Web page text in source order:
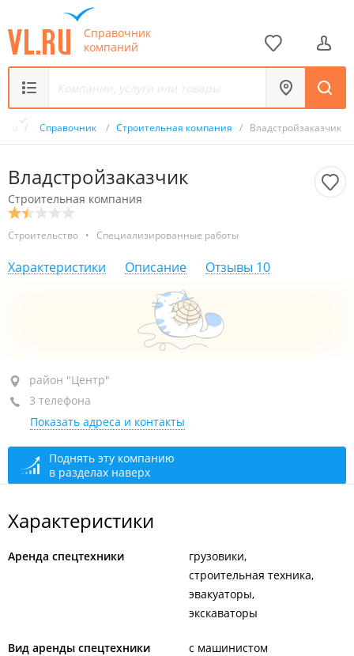
Справочник
компаний
/ Справочник / Строительная компания / Владстройзаказчик
Владстройзаказчик
Строительная компания
Строительство • Специализированные работы
Характеристики Описание Отзывы 10
район "Центр", ул. Металлистов, 5А
+7 (423) 226-20-11
+7 (423) 254-23-24отдел продаж
+7 (423) 226-20-22приёмная
сегодня закрыто
район "Центр"
3 телефона
Показать адреса и контакты
Поднять эту компанию
в разделах наверх
Характеристики
Аренда спецтехники
грузовики
строительная техника
эвакуаторы
экскаваторы
Вид аренды спецтехники с машинистом